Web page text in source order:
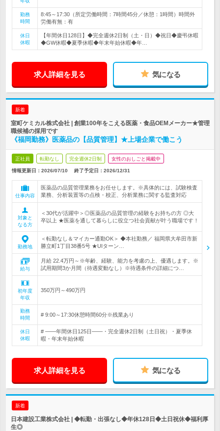
勤務
時間
8:45～17:30（所定労働時間：7時間45分／休憩：1時間）時間外
労働有無：有
休日
休暇
【年間休日128日】◆完全週休2日制（土・日）◆祝日◆慶弔休暇
◆GW休暇◆夏季休暇◆年末年始休暇◆年…
求人詳細を見る 気になる
新着
室町ケミカル株式会社 | 創業100年をこえる医薬・食品OEMメーカー★管理
職候補の採用です
《福岡勤務》医薬品の【品質管理】★上場企業で働こう
正社員 転勤なし 完全週休2日制 女性のおしごと掲載中
情報更新日：2026/07/10 終了予定日： 2026/12/31
仕事内容
医薬品の品質管理業務をお任せします。※具体的には、試験検査
業務、分析装置等の点検・校正、分析業務に関する監査対応
対象と
なる方
＜30代が活躍中＞◎医薬品の品質管理の経験をお持ちの方 ◎大
卒以上 ★医薬を通して暮らしに役立つ社会貢献が叶う職場です！
勤務地
＜転勤なし＆マイカー通勤OK＞ ◆本社勤務／ 福岡県大牟田市新
勝立町1丁目38番5号 ★UIターン…
給与
月給 22.4万円～※年齢、経験、能力を考慮の上、優遇します。※
試用期間3か月間（待遇変動なし）※待遇条件の詳細につ…
初年度
年収
350万円～490万円
勤務
時間
# 9:00～17:30休憩時間60分※残業あり
休日
休暇
# ――年間休日125日――・完全週休2日制（土日祝）・夏季休
暇・年末年始休暇
求人詳細を見る 気になる
新着
日本建設工業株式会社 | ◆転勤・出張なし◆年休128日◆土日祝休◆福利厚
生◎